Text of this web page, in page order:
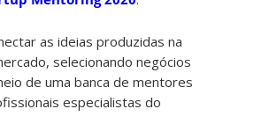
as ideias produzidas na
selecionando negócios
de uma banca de mentores
especialistas do